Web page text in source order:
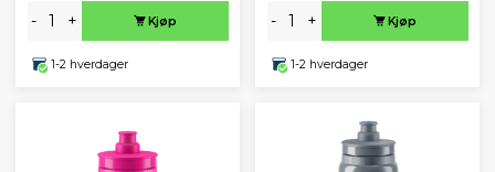
- + Kjøp
1-2 hverdager
- + Kjøp
1-2 hverdager